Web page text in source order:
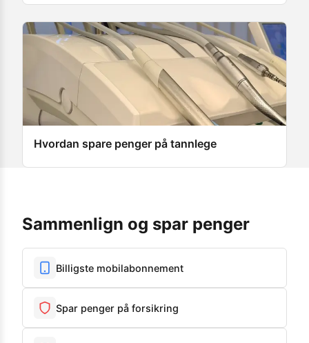
Hvordan spare penger på tannlege
Sammenlign og spar penger
Billigste mobilabonnement
Spar penger på forsikring